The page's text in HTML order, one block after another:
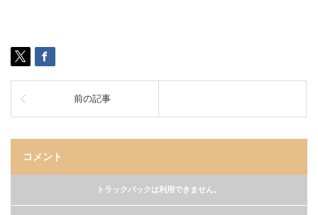
前の記事
コメント
トラックバックは利用できません。